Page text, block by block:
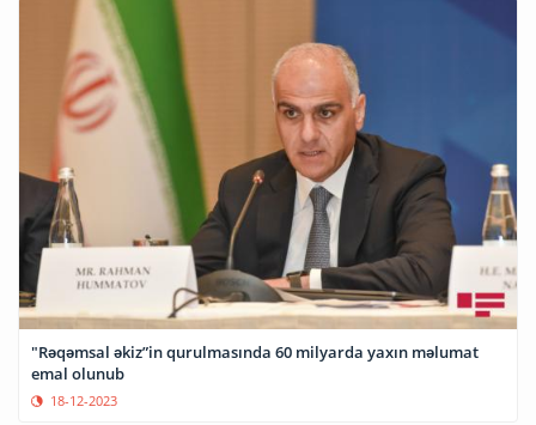
"Rəqəmsal əkiz”in qurulmasında 60 milyarda yaxın məlumat
emal olunub
18-12-2023